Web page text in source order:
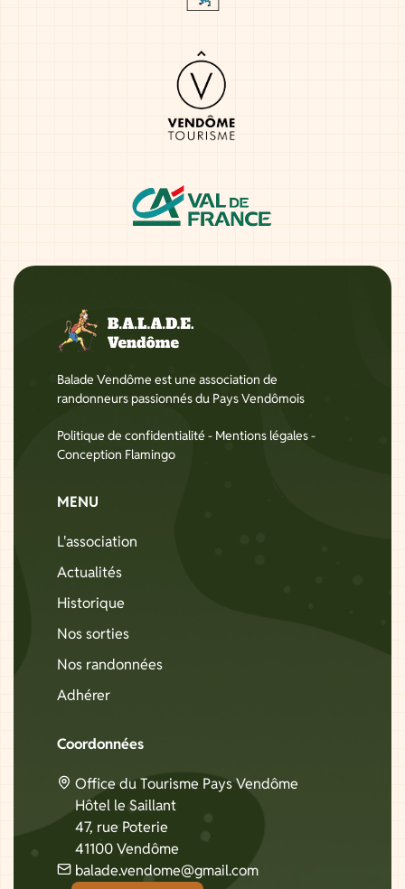
Balade Vendôme est une association de
randonneurs passionnés du Pays Vendômois
Politique de confidentialité - Mentions légales-
Conception Flamingo
MENU
L'association
Actualités
Historique
Nos sorties
Nos randonnées
Adhérer
Coordonnées
Office du Tourisme Pays Vendôme
Hôtel le Saillant
47, rue Poterie
41100 Vendôme
balade.vendome@gmail.com